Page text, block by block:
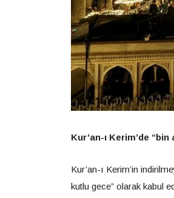
Kur’an-ı Kerim’de
Kur’an-ı Kerim’in
kutlu gece” olarak kabul